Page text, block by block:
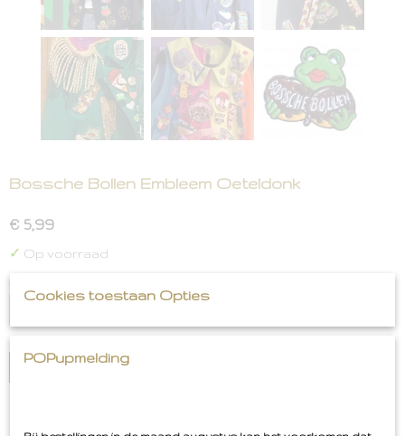
Bossche Bollen Embleem Oeteldonk
€ 5,99
✓ Op voorraad
IN WINKELWAGEN
Cookies toestaan Opties
POPupmelding